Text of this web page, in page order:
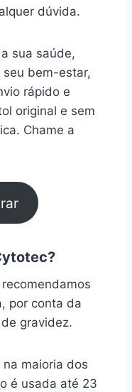
dúvida.
sua saúde,
bem-estar,
rápido e
original e sem
Chame a
por conta da
gravidez.
maioria dos
é usada até 23